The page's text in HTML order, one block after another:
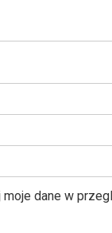
moje dane w